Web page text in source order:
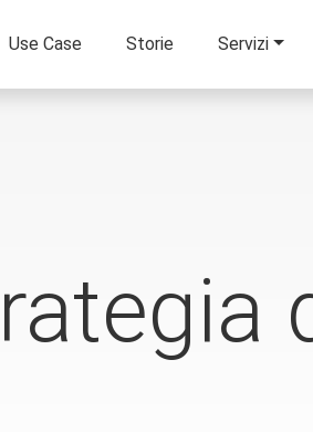
Use Case Storie Servizi